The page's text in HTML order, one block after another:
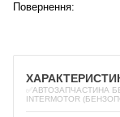
Повернення:
✅АВТОЗАПЧАСТИНА
INTERMOTOR